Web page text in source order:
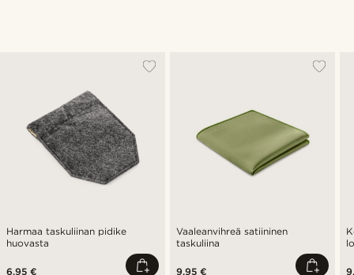
Harmaa taskuliinan pidike
huovasta
6,95 €
Vaaleanvihreä satiininen
taskuliina
9,95 €